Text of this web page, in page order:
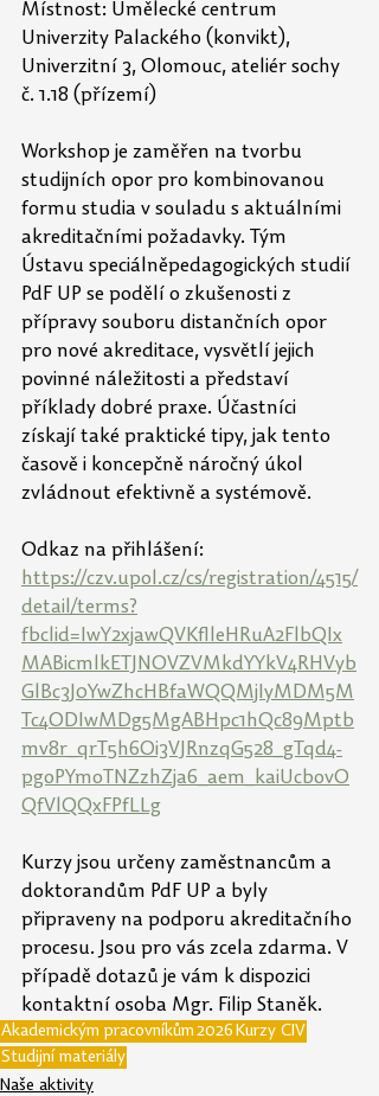
Místnost: Umělecké centrum
Univerzity Palackého (konvikt),
Univerzitní 3, Olomouc, ateliér sochy
č. 1.18 (přízemí)
Workshop je zaměřen na tvorbu
studijních opor pro kombinovanou
formu studia v souladu s aktuálními
akreditačními požadavky. Tým
Ústavu speciálněpedagogických studií
PdF UP se podělí o zkušenosti z
přípravy souboru distančních opor
pro nové akreditace, vysvětlí jejich
povinné náležitosti a představí
příklady dobré praxe. Účastníci
získají také praktické tipy, jak tento
časově i koncepčně náročný úkol
zvládnout efektivně a systémově.
Odkaz na přihlášení:
https://czv.upol.cz/cs/registration/4515/
detail/terms?
fbclid=IwY2xjawQVKflleHRuA2FlbQIx
MABicmlkETJNOVZVMkdYYkV4RHVyb
GlBc3J0YwZhcHBfaWQQMjIyMDM5M
Tc4ODIwMDg5MgABHpc1hQc89Mptb
mv8r_qrT5h6Oi3VJRnzqG528_gTqd4-
pgoPYmoTNZzhZja6_aem_kaiUcbovO
QfVlQQxFPfLLg
Kurzy jsou určeny zaměstnancům a
doktorandům PdF UP a byly
připraveny na podporu akreditačního
procesu. Jsou pro vás zcela zdarma. V
případě dotazů je vám k dispozici
kontaktní osoba Mgr. Filip Staněk.
Akademickým pracovníkům 2026 Kurzy CIV
Studijní materiály
Naše aktivity